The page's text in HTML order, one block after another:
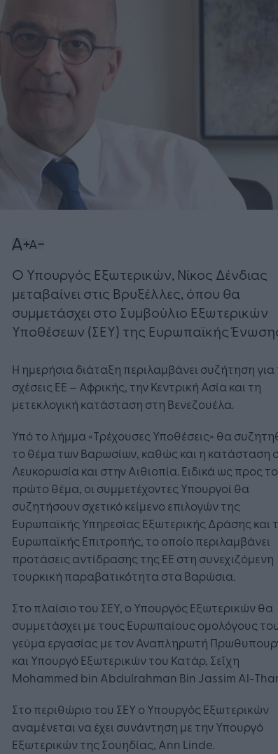
Ο Υπουργός Εξωτερικών, Νίκος Δένδιας
μεταβαίνει στις Βρυξέλλες, όπου θα
συμμετάσχει στο Συμβούλιο Εξωτερικών
Υποθέσεων (ΣΕΥ) της Ευρωπαϊκής
Η ημερήσια διάταξη περιλαμβάνει συζήτηση για
σχέσεις ΕΕ – Αφρικής, την Κεντρική Ασία και τη
μετεκλογική κατάσταση στη Βενεζουέλα.
Υπό το λήμμα «Τρέχουσες Υποθέσεις» θα
το θέμα των Βαρωσίων, καθώς και η κατάσταση
Λευκορωσία και στην Αιθιοπία. Ειδικά ως προς το
πρώτο θέμα, οι συμμετέχοντες Υπουργοί θα
συζητήσουν σχετικό κείμενο επιλογών της
Ευρωπαϊκής Υπηρεσίας Εξωτερικής Δράσης και
Ευρωπαϊκής Επιτροπής, το οποίο περιλαμβάνει
προτάσεις αντίδρασης της ΕΕ στη συνεχιζόμενη
τουρκική παραβατικότητα στα Βαρώσια.
Στο πλαίσιο του ΣΕΥ, ο Υπουργός Εξωτερικών θα
συμμετάσχει με τους Ευρωπαίους ομολόγους
γεύμα εργασίας με τον Αναπληρωτή
και Υπουργό Εξωτερικών του Κατάρ, Σεΐχη
Mohammed bin Abdulrahman Bin Jassim Al-
Στο περιθώριο του ΣΕΥ ο Υπουργός Εξωτερικών
αναμένεται να έχει συνάντηση με την Υπουργό
Εξωτερικών της Σουηδίας, Ann Linde.
Η Τεχνητή Νοημοσύνη: το νέο
λειτουργικό σύστημα της
επιχείρησης
Οι προσλήψεις
Jobfind.gr ως
«σύμμαχος» για
επιχείρηση και